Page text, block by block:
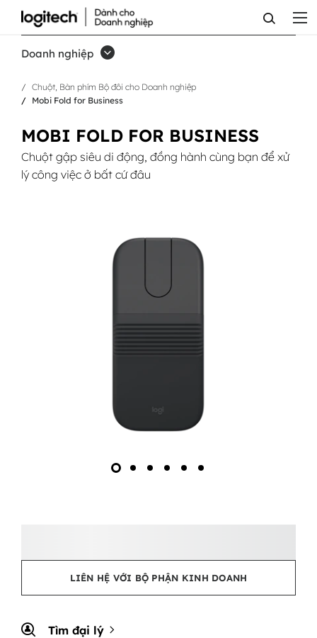
MOBI
FOLD
BUSINESS
Doanh nghiệp
Chuột, Bàn phím Bộ đôi cho Doanh nghiệp
Mobi Fold for Business
MOBI FOLD FOR BUSINESS
Chuột gập siêu di động, đồng hành cùng bạn để xử
lý công việc ở bất cứ đâu
LIÊN HỆ VỚI BỘ PHẬN KINH DOANH
Tìm đại lý